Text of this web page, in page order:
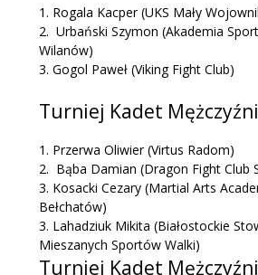
1. Rogala Kacper (UKS Mały
2. Urbański Szymon (Akademia
Wilanów)
3. Gogol Paweł (Viking Fight Club)
Turniej Kadet
1. Przerwa Oliwier (Virtus Radom)
2. Bąba Damian (Dragon Fight Club
3. Kosacki Cezary (Martial Arts
Bełchatów)
3. Lahadziuk Mikita (Białostockie
Mieszanych Sportów Walki)
Turniej Kadet